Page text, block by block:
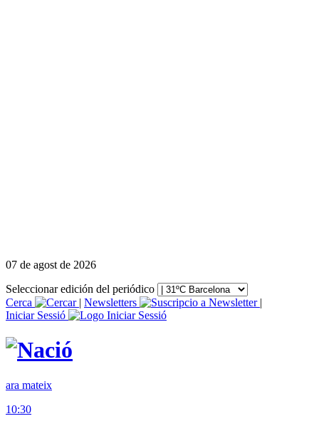
07 de agost de 2026
Seleccionar edición del periódico
Cerca
| Newsletters
|
Iniciar Sessió
ara mateix
10:30